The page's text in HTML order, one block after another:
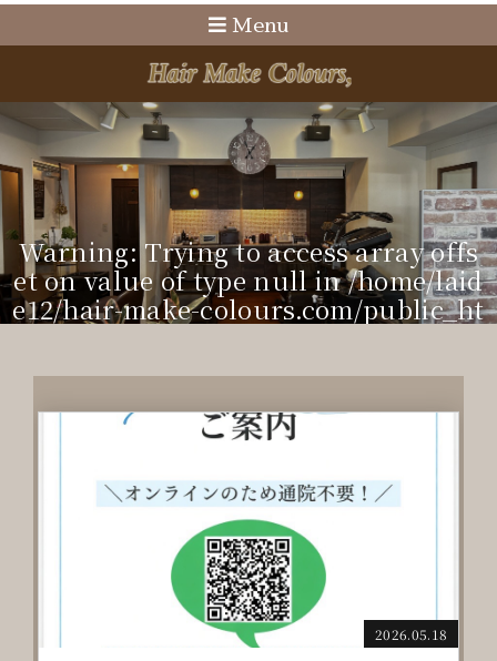
Menu
Warning: Trying to access array offs
et on value of type null in/home/laid
e12/hair-make-colours.com/public_ht
WARNING : TRYING TO ACCESS ARRAY O
FFSET ON VALUE OF TYPE NULL IN
ME/LAIDE12/HAIR-MAKE-COLOURS.CO
M/PUBLIC_HTML/CMS/WP-CONTENT/T
HEMES/DOC/INCLUDE/VISUAL-SUB.PHP
ON LINE25
2026.05.18